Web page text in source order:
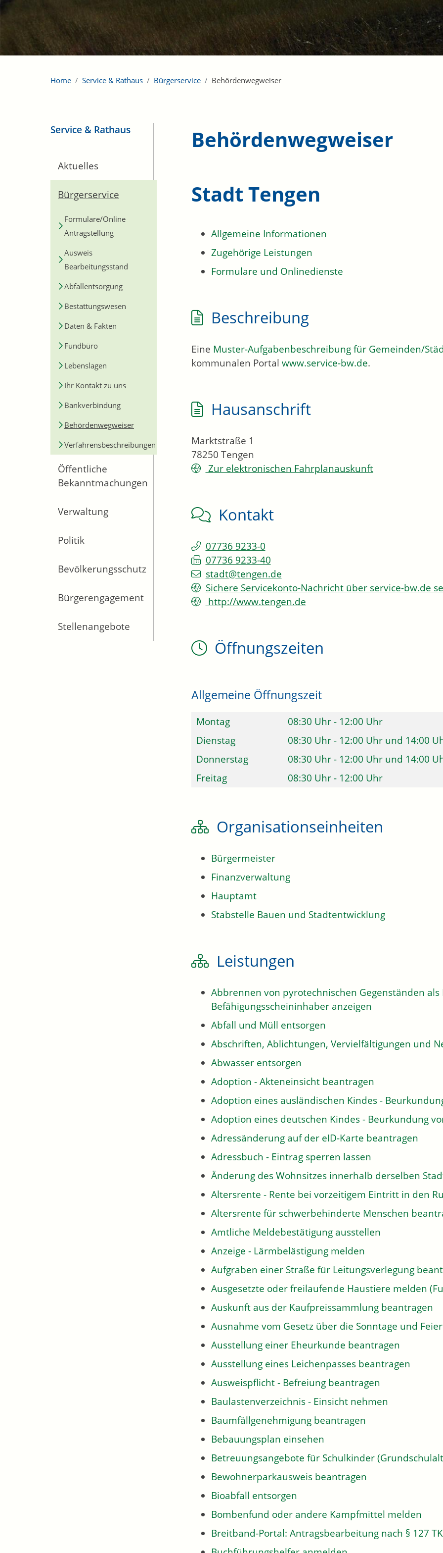
Home Service & Rathaus Bürgerservice Behördenwegweiser
Service & Rathaus
Aktuelles
Bürgerservice
Formulare/Online
Antragstellung
Ausweis
Bearbeitungsstand
Abfallentsorgung
Bestattungswesen
Daten & Fakten
Fundbüro
Lebenslagen
Ihr Kontakt zu uns
Bankverbindung
Behördenwegweiser
Verfahrensbeschreibungen
Öffentliche
Bekanntmachungen
Verwaltung
Politik
Bevölkerungsschutz
Bürgerengagement
Stellenangebote
Behördenwegweiser
Stadt Tengen
Allgemeine Informationen
Zugehörige Leistungen
Formulare und Onlinedienste
Beschreibung
Eine Muster-Aufgabenbeschreibung für Gemeinden/
kommunalen Portal www.service-bw.de.
Hausanschrift
Marktstraße 1
78250 Tengen
Zur elektronischen Fahrplanauskunft
Kontakt
07736 9233-0
07736 9233-40
stadt@tengen.de
Sichere Servicekonto-Nachricht über service-bw.de
http://www.tengen.de
Öffnungszeiten
Allgemeine Öffnungszeit
Montag 08:30 Uhr- 12:00 Uhr
Dienstag
08:30 Uhr- 12:00 Uhr und 14:00
Donnerstag
08:30 Uhr- 12:00 Uhr und 14:00
Freitag
08:30 Uhr- 12:00 Uhr
Organisationseinheiten
Bürgermeister
Finanzverwaltung
Hauptamt
Stabstelle Bauen und Stadtentwicklung
Leistungen
Abbrennen von pyrotechnischen Gegenständen
Befähigungsscheininhaber anzeigen
Abfall und Müll entsorgen
Abschriften, Ablichtungen, Vervielfältigungen und
Abwasser entsorgen
Adoption - Akteneinsicht beantragen
Adoption eines ausländischen Kindes -
Adoption eines deutschen Kindes - Beurkundung
Adressänderung auf der eID-Karte beantragen
Adressbuch - Eintrag sperren lassen
Änderung des Wohnsitzes innerhalb derselben
Altersrente - Rente bei vorzeitigem Eintritt in den
Altersrente für schwerbehinderte Menschen
Amtliche Meldebestätigung ausstellen
Anzeige - Lärmbelästigung melden
Aufgraben einer Straße für Leitungsverlegung
Ausgesetzte oder freilaufende Haustiere melden
Auskunft aus der Kaufpreissammlung beantragen
Ausnahme vom Gesetz über die Sonntage und
Ausstellung einer Eheurkunde beantragen
Ausstellung eines Leichenpasses beantragen
Ausweispflicht - Befreiung beantragen
Baulastenverzeichnis - Einsicht nehmen
Baumfällgenehmigung beantragen
Bebauungsplan einsehen
Betreuungsangebote für Schulkinder
Bewohnerparkausweis beantragen
Bioabfall entsorgen
Bombenfund oder andere Kampfmittel melden
Breitband-Portal: Antragsbearbeitung nach § 127